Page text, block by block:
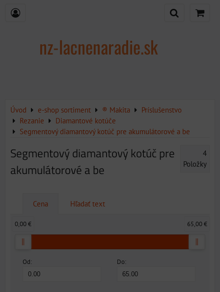
nz-lacnenaradie.sk
Úvod e-shop sortiment ® Makita
Príslušenstvo
Rezanie
Diamantové kotúče
Segmentový diamantový kotúč pre akumulátorové a be
Segmentový diamantový kotúč pre
akumulátorové a be
4
Položky
Cena Hľadať text
Od: Do:
0,00 € 65,00 €